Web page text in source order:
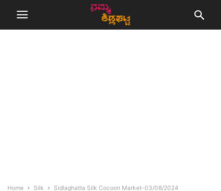
Home Silk Sidlaghatta Silk Cocoon Market-03/08/2024